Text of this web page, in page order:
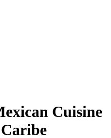
Cuisine